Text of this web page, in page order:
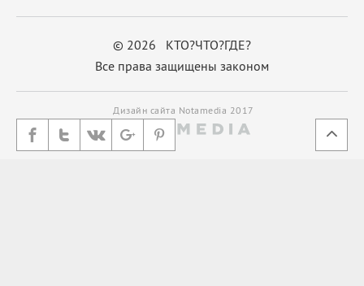
© 2026 КТО?ЧТО?ГДЕ?
Все права защищены законом
Дизайн сайта Notamedia 2017